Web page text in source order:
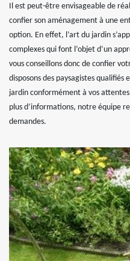
Il est peut-être envisageable de
confier son aménagement à une
option. En effet, l’art du jardin
complexes qui font l’objet d’un
vous conseillons donc de confier
disposons des paysagistes
jardin conformément à vos
plus d’informations, notre équipe
demandes.